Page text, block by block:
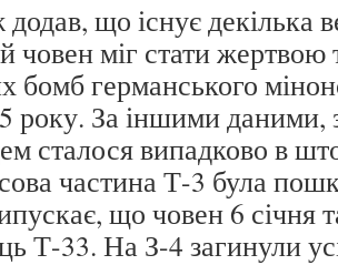
що існує декілька
човен міг стати жертвою
бомб германського
року. За іншими даними,
сталося випадково в
частина Т-3 була
що човен 6 січня
Т-33. На З-4 загинули